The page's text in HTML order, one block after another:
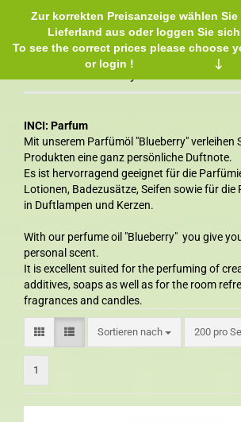
Zur korrekten Preisanzeige wählen
Lieferland aus oder loggen Sie
To see the correct prices please choose
or login !
↓
Parfümöl Bluberry
INCI: Parfum
Mit unserem Parfümöl "Blueberry" verleihen
Produkten eine ganz persönliche Duftnote.
Es ist hervorragend geeignet für die
Lotionen, Badezusätze, Seifen sowie für die
in Duftlampen und Kerzen.
With our perfume oil "Blueberry" you give
personal scent.
It is excellent suited for the perfuming of
additives, soaps as well as for the room
fragrances and candles.
Sortieren nach 200 pro
1